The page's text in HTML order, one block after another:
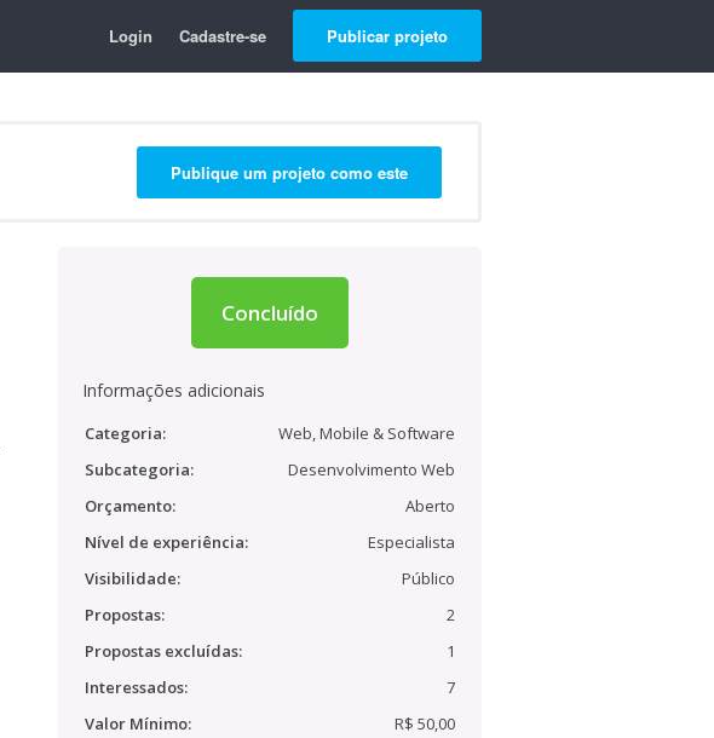
Login Cadastre-se Publicar projeto
Publique um projeto como este
Concluído
Informações adicionais
Categoria:
Web, Mobile & Software
Subcategoria:
Desenvolvimento Web
Orçamento:
Aberto
Nível de experiência:
Especialista
Visibilidade:
Público
Propostas:
2
Propostas excluídas:
1
Interessados:
7
Valor Mínimo:
R$ 50,00